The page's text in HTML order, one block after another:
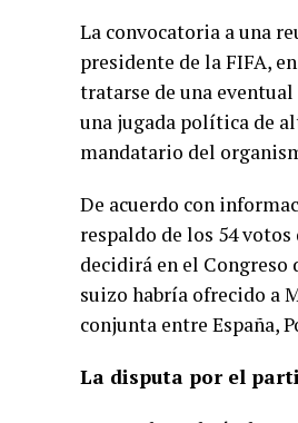
La convocatoria a una
presidente de la FIFA,
tratarse de una
una jugada política de
mandatario del
De acuerdo con
respaldo de los 54
decidirá en el Congreso
suizo habría ofrecido a
conjunta entre España,
La disputa por el